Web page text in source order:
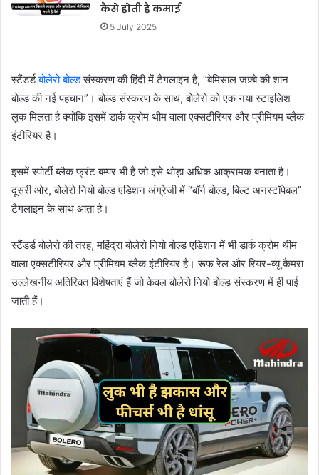
कैसे होती है कमाई
5 July 2025
स्टैंडर्डबोलेरो बोल्डसंस्करण की हिंदी में टैगलाइन है, “बेमिसाल जज़्बे की शान
बोल्ड की नई पहचान”। बोल्ड संस्करण के साथ, बोलेरो को एक नया स्टाइलिश
लुक मिलता है क्योंकि इसमें डार्क क्रोम थीम वाला एक्सटीरियर और प्रीमियम ब्लैक
इंटीरियर है।
इसमें स्पोर्टी ब्लैक फ्रंट बम्पर भी है जो इसे थोड़ा अधिक आक्रामक बनाता है।
दूसरी ओर, बोलेरो नियो बोल्ड एडिशन अंग्रेजी में “बॉर्न बोल्ड, बिल्ट अनस्टॉपेबल”
टैगलाइन के साथ आता है।
स्टैंडर्ड बोलेरो की तरह, महिंद्रा बोलेरो नियो बोल्ड एडिशन में भी डार्क क्रोम थीम
वाला एक्सटीरियर और प्रीमियम ब्लैक इंटीरियर है। रूफ रेल और रियर-व्यू कैमरा
उल्लेखनीय अतिरिक्त विशेषताएं हैं जो केवल बोलेरो नियो बोल्ड संस्करण में ही पाई
जाती हैं।